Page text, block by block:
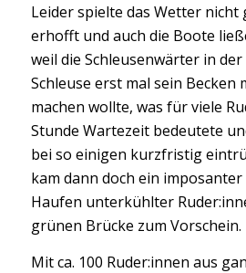
Leider spielte das Wetter nicht
erhofft und auch die Boote
weil die Schleusenwärter in
Schleuse erst mal sein Becken
machen wollte, was für viele
Stunde Wartezeit bedeutete
bei so einigen kurzfristig
kam dann doch ein
Haufen unterkühlter
grünen Brücke zum Vorschein.
Mit ca. 100 Ruder:innen aus